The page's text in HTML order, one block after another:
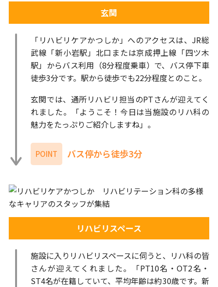
玄関
「リハビリケアかつしか」へのアクセスは、JR総
武線「新小岩駅」北口または京成押上線「四ツ木
駅」からバス利用（8分程度乗車）で、バス停下車
徒歩3分です。駅から徒歩でも22分程度とのこと。
玄関では、通所リハビリ担当のPTさんが迎えてく
れました。「ようこそ！今日は当施設のリハ科の
魅力をたっぷりご紹介しますね」。
POINT バス停から徒歩3分
リハビリスペース
施設に入りリハビリスペースに伺うと、リハ科の皆
さんが迎えてくれました。「PT10名・OT2名・
ST4名が在籍していて、平均年齢は約30歳です。新